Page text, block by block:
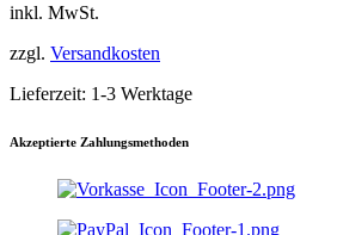
inkl. MwSt.
zzgl. Versandkosten
Lieferzeit: 1-3 Werktage
Akzeptierte Zahlungsmethoden